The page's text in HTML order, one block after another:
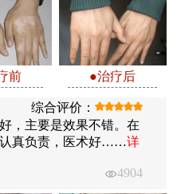
前 ●治疗后
综合评价：
，主要是效果不错。在
认真负责，医术好……详
4904